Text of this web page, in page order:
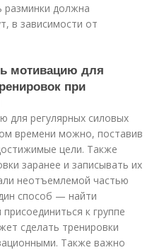
разминки должна
в зависимости от
мотивацию для
при
для регулярных силовых
времени можно, поставив
цели. Также
заранее и записывать их
неотъемлемой частью
способ — найти
к группе
сделать тренировки
Также важно